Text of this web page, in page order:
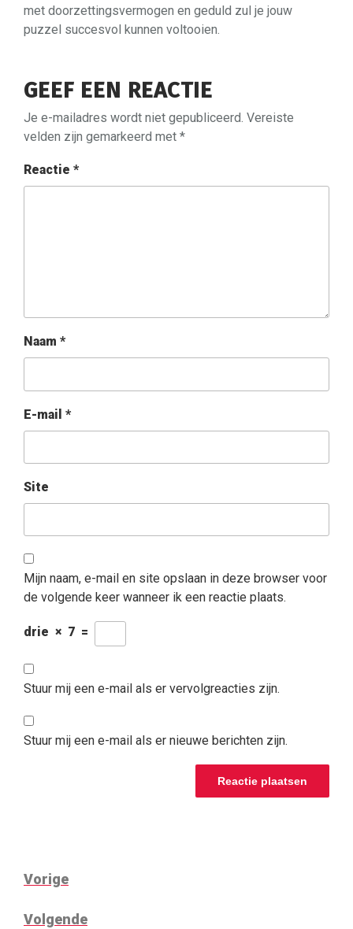
met doorzettingsvermogen en geduld zul je jouw
puzzel succesvol kunnen voltooien.
GEEF EEN REACTIE
Je e-mailadres wordt niet gepubliceerd. Vereiste
velden zijn gemarkeerd met *
Reactie *
Naam *
E-mail *
Site
Mijn naam, e-mail en site opslaan in deze browser voor
de volgende keer wanneer ik een reactie plaats.
drie × 7 =
Stuur mij een e-mail als er vervolgreacties zijn.
Stuur mij een e-mail als er nieuwe berichten zijn.
BERICHT
NAVIGATIE
Vorig
Vorige
Volgend
Volgende